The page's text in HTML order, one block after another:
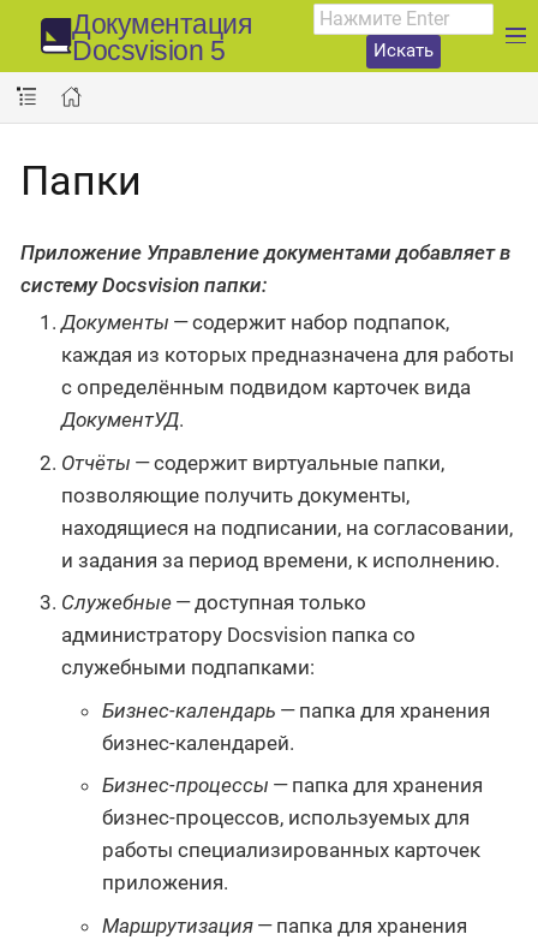
Документация
Docsvision 5
Искать
Папки
Приложение Управление документами добавляет в
систему Docsvision папки:
Документы — содержит набор подпапок,
каждая из которых предназначена для работы
с определённым подвидом карточек вида
ДокументУД.
Отчёты — содержит виртуальные папки,
позволяющие получить документы,
находящиеся на подписании, на согласовании,
и задания за период времени, к исполнению.
Служебные — доступная только
администратору Docsvision папка со
служебными подпапками:
Бизнес-календарь — папка для хранения
бизнес-календарей.
Бизнес-процессы — папка для хранения
бизнес-процессов, используемых для
работы специализированных карточек
приложения.
Маршрутизация — папка для хранения